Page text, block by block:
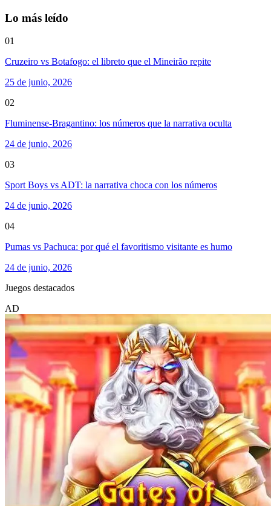
Lo más leído
01
Cruzeiro vs Botafogo: el libreto que el Mineirão repite
25 de junio, 2026
02
Fluminense-Bragantino: los números que la narrativa oculta
24 de junio, 2026
03
Sport Boys vs ADT: la narrativa choca con los números
24 de junio, 2026
04
Pumas vs Pachuca: por qué el favoritismo visitante es humo
24 de junio, 2026
Juegos destacados
AD